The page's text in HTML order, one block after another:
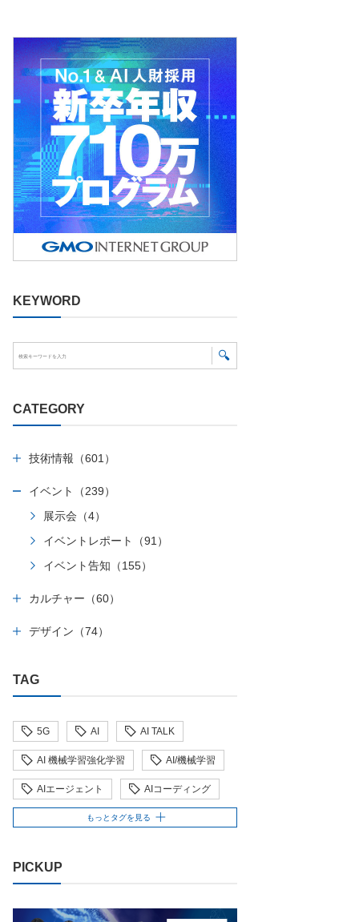
KEYWORD
CATEGORY
技術情報（601）
イベント（239）
展示会（4）
イベントレポート（91）
イベント告知（155）
カルチャー（60）
デザイン（74）
TAG
5G AI AI TALK
AI 機械学習強化学習 AI/機械学習
AIエージェント AIコーディング
AI駆動
もっとタグを見る
PICKUP